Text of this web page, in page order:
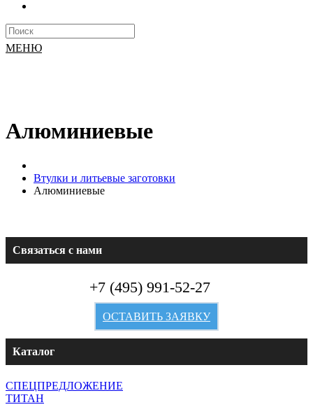
МЕНЮ
Алюминиевые
Втулки и литьевые заготовки
Алюминиевые
Связаться с нами
+7 (495) 991-52-27
ОСТАВИТЬ ЗАЯВКУ
Каталог
СПЕЦПРЕДЛОЖЕНИЕ
ТИТАН